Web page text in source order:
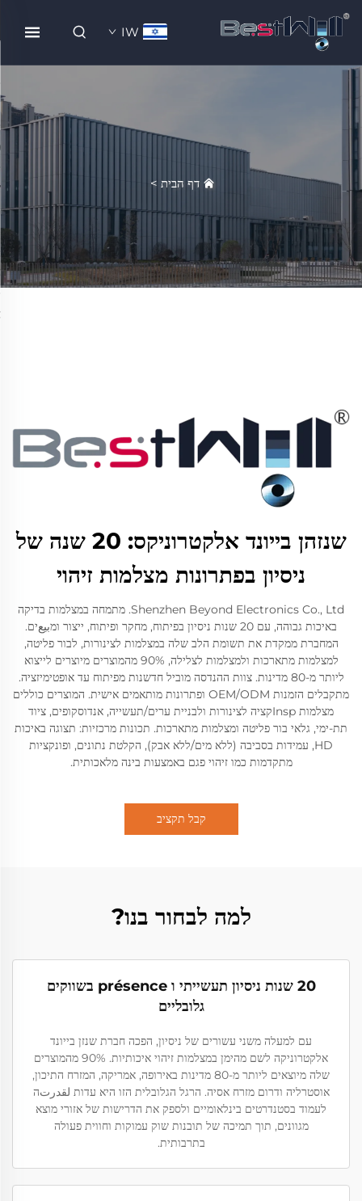
IW
דף הבית >
שנזהן בייונד אלקטרוניקס: 20 שנה של
ניסיון בפתרונות מצלמות זיהוי
Shenzhen Beyond Electronics Co., Ltd. מתמחה במצלמות בדיקה
באיכות גבוהה, עם 20 שנות ניסיון בפיתוח, מחקר ופיתוח, ייצור ומبيعים.
המחברת ממקדת את תשומת הלב שלה במצלמות לצינורות, לבור פליטה,
למצלמות מתארכות ולמצלמות לצלילה, 90% מהמוצרים מיוצרים לייצוא
ליותר מ-80 מדינות. צוות ההנדסה מוביל חדשנות מפיתוח עד אופטימיזציה.
מתקבלים הזמנות OEM/ODM ופתרונות מותאמים אישית. המוצרים כוללים
מצלמות Inspקציה לצינורות ולבניית ערים/תעשייה, אנדוסקופים, ציוד
תת-ימי, גלאי בור פליטה ומצלמות מתארכות. תכונות מרכזיות: תצוגה באיכות
HD, עמידות בסביבה (ללא מים/ללא אבק), הקלטת נתונים, ופונקציות
מתקדמות כמו זיהוי פגם באמצעות בינה מלאכותית.
קבל תקציב
למה לבחור בנו?
20 שנות ניסיון תעשייתי ו présence בשווקים
גלובליים
עם למעלה משני עשורים של ניסיון, הפכה חברת שנזן בייונד
אלקטרוניקה לשם מהימן במצלמות זיהוי איכותיות. 90% מהמוצרים
שלה מיוצאים ליותר מ-80 מדינות באירופה, אמריקה, המזרח התיכון,
אוסטרליה ודרום מזרח אסיה. הרגל הגלובלית הזו היא עדות لقدرتה
לעמוד בסטנדרטים בינלאומיים ולספק את הדרישות של אזורי מוצא
מגוונים, תוך תמיכה של תובנות שוק עמוקות וחווית פעולה
בתרבותית.